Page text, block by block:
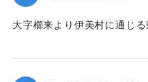
｜固有コード: 00275058
大字櫛来より伊美村に通じ